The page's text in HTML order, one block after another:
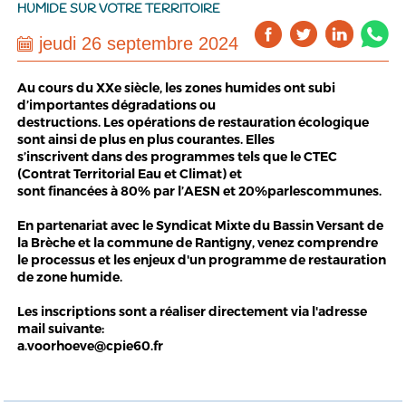
HUMIDE SUR VOTRE TERRITOIRE
jeudi 26 septembre 2024
Au cours du XXe siècle, les zones humides ont subi
d’importantes dégradations ou
destructions. Les opérations de restauration écologique
sont ainsi de plus en plus courantes. Elles
s’inscrivent dans des programmes tels que le CTEC
(Contrat Territorial Eau et Climat) et
sont financées à 80% par l’AESN et 20%parlescommunes.
En partenariat avec le Syndicat Mixte du Bassin Versant de
la Brèche et la commune de Rantigny, venez comprendre
le processus et les enjeux d'un programme de restauration
de zone humide.
Les inscriptions sont a réaliser directement via l'adresse
mail suivante:
a.voorhoeve@cpie60.fr